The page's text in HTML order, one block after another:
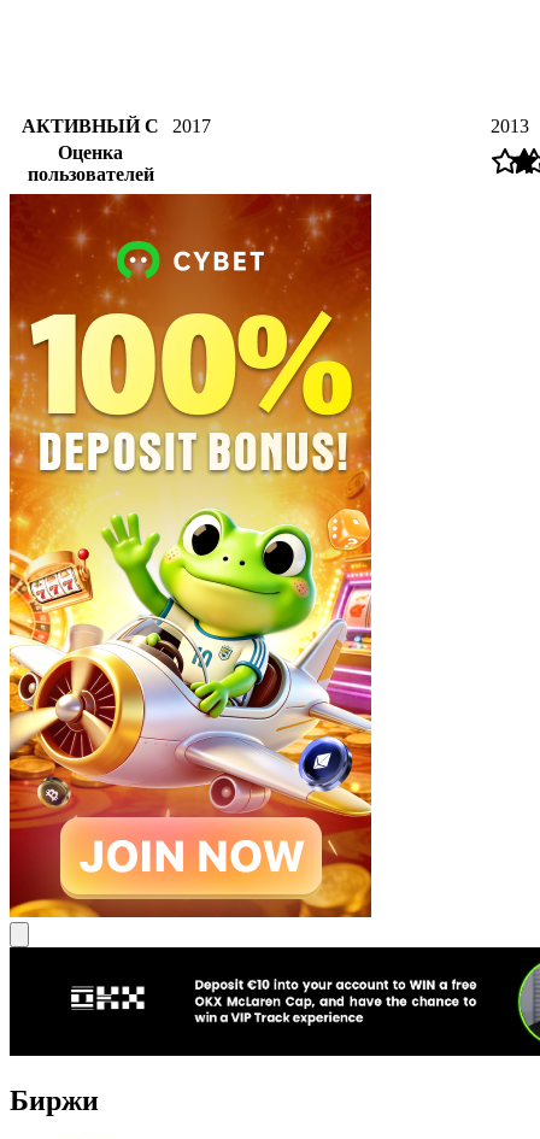
АКТИВНЫЙ С 2017
2013
Оценка
пользователей
Биржи